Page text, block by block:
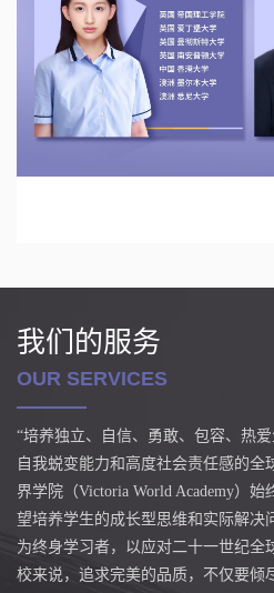
我们的服务
OUR SERVICES
“培养独立、自信、勇敢、包容、热爱
自我蜕变能力和高度社会责任感的全
界学院（Victoria World Academy）
望培养学生的成长型思维和实际解决
为终身学习者，以应对二十一世纪全
校来说，追求完美的品质，不仅要倾